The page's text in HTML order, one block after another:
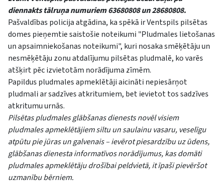
diennakts tālruņa numuriem 63680808 un 28680808.
Pašvaldības policija atgādina, ka spēkā ir Ventspils pilsētas
domes pieņemtie saistošie noteikumi "Pludmales lietošanas
un apsaimniekošanas noteikumi", kuri nosaka smēķētāju un
nesmēķētāju zonu atdalījumu pilsētas pludmalē, ko varēs
atšķirt pēc izvietotām norādījuma zīmēm.
Papildus pludmales apmeklētāji aicināti nepiesārņot
pludmali ar sadzīves atkritumiem, bet ievietot tos sadzīves
atkritumu urnās.
Pilsētas pludmales glābšanas dienests novēl visiem
pludmales apmeklētājiem siltu un saulainu vasaru, veselīgu
atpūtu pie jūras un galvenais – ievērot piesardzību uz ūdens,
glābšanas dienesta informatīvos norādījumus, kas domāti
pludmales apmeklētāju drošībai peldvietā, it īpaši pievēršot
uzmanību bērniem.